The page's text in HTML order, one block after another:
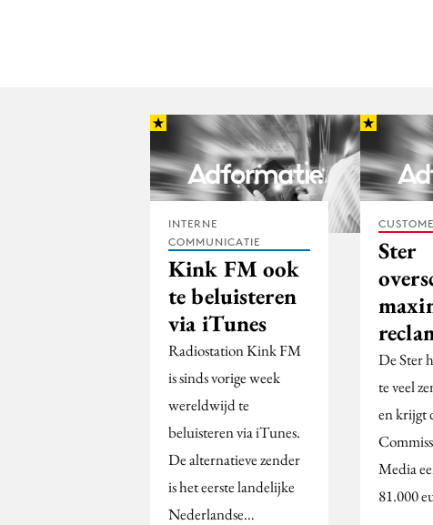
INTERNE
COMMUNICATIE
Kink FM ook
te beluisteren
via iTunes
Radiostation Kink FM
is sinds vorige week
wereldwijd te
beluisteren via iTunes.
De alternatieve zender
is het eerste landelijke
Nederlandse…
Ster
De Ster
te veel
en krijgt
Media
81.000